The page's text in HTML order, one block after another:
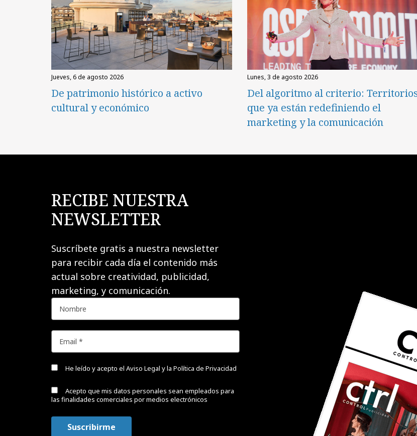
jueves, 6 de agosto 2026
De patrimonio histórico a activo
cultural y económico
lunes, 3 de agosto 2026
Del algoritmo al criterio:
que ya están redefiniendo el
marketing y la comunicación
RECIBE NUESTRA
NEWSLETTER
Suscríbete gratis a nuestra newsletter
para recibir cada día el contenido más
actual sobre creatividad, publicidad,
marketing, y comunicación.
He leído y acepto el Aviso Legal y la Política de Privacidad
Acepto que mis datos personales sean empleados para
las finalidades comerciales por medios electrónicos